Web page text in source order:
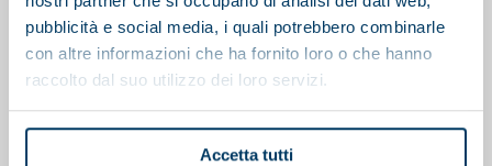
pubblicità e social media, i quali potrebbero combinarle
con altre informazioni che ha fornito loro o che hanno
raccolto dal suo utilizzo dei loro servizi.
Accetta tutti